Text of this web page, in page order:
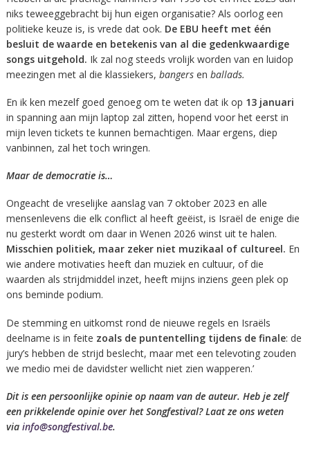
niks teweeggebracht bij hun eigen organisatie? Als oorlog een
politieke keuze is, is vrede dat ook. De EBU heeft met één
besluit de waarde en betekenis van al die gedenkwaardige
songs uitgehold. Ik zal nog steeds vrolijk worden van en luidop
meezingen met al die klassiekers, bangersen ballads.
En ik ken mezelf goed genoeg om te weten dat ik op 13 januari
in spanning aan mijn laptop zal zitten, hopend voor het eerst in
mijn leven tickets te kunnen bemachtigen. Maar ergens, diep
vanbinnen, zal het toch wringen.
Maar de democratie is…
Ongeacht de vreselijke aanslag van 7 oktober 2023 en alle
mensenlevens die elk conflict al heeft geëist, is Israël de enige die
nu gesterkt wordt om daar in Wenen 2026 winst uit te halen.
Misschien politiek, maar zeker niet muzikaal of cultureel. En
wie andere motivaties heeft dan muziek en cultuur, of die
waarden als strijdmiddel inzet, heeft mijns inziens geen plek op
ons beminde podium.
De stemming en uitkomst rond de nieuwe regels en Israëls
deelname is in feite zoals de puntentelling tijdens de finale: de
jury’s hebben de strijd beslecht, maar met een televoting zouden
we medio mei de davidster wellicht niet zien wapperen.’
Dit is een persoonlijke opinie op naam van de auteur. Heb je zelf
een prikkelende opinie over het Songfestival? Laat ze ons weten
via info@songfestival.be.